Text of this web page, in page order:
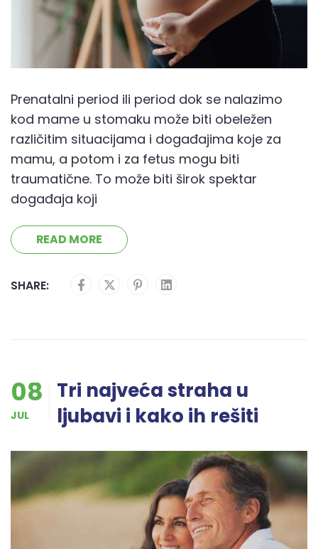
Prenatalni period ili period dok se nalazimo
kod mame u stomaku može biti obeležen
različitim situacijama i događajima koje za
mamu, a potom i za fetus mogu biti
traumatične. To može biti širok spektar
događaja koji
READ MORE
SHARE:
08
JUL
Tri najveća straha u
ljubavi i kako ih rešiti